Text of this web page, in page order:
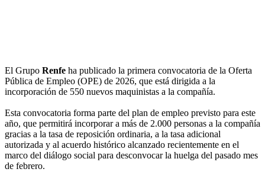
El Grupo Renfe ha publicado la primera convocatoria de la Oferta
Pública de Empleo (OPE) de 2026, que está dirigida a la
incorporación de 550 nuevos maquinistas a la compañía.
Esta convocatoria forma parte del plan de empleo previsto para este
año, que permitirá incorporar a más de 2.000 personas a la compañía
gracias a la tasa de reposición ordinaria, a la tasa adicional
autorizada y al acuerdo histórico alcanzado recientemente en el
marco del diálogo social para desconvocar la huelga del pasado mes
de febrero.